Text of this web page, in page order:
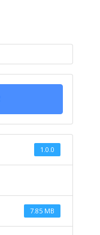
1.0.0
7.85 MB